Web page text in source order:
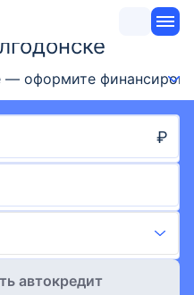
— оформите
₽
автокредит